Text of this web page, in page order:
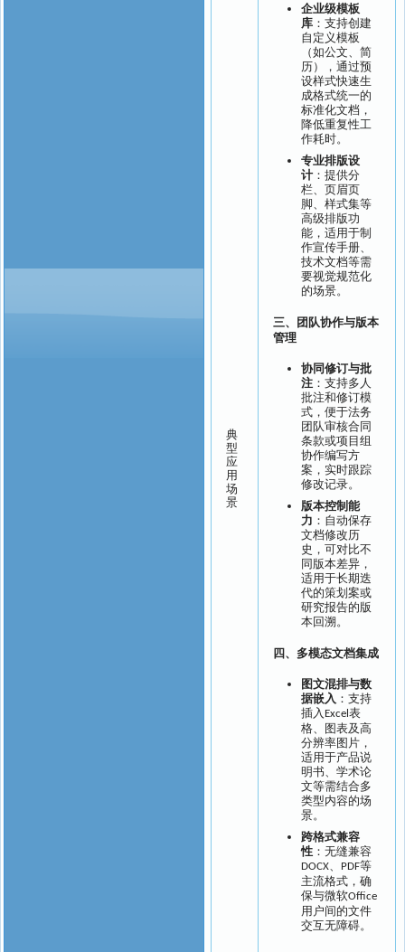
典
型
应
用
场
景
企业级模板
库：支持创建
自定义模板
（如公文、简
历），通过预
设样式快速生
成格式统一的
标准化文档，
降低重复性工
作耗时。
专业排版设
计：提供分
栏、页眉页
脚、样式集等
高级排版功
能，适用于制
作宣传手册、
技术文档等需
要视觉规范化
的场景。
三、
团队协作与版本
管理
协同修订与批
注：支持多人
批注和修订模
式，便于法务
团队审核合同
条款或项目组
协作编写方
案，实时跟踪
修改记录。
版本控制能
力 ：自动保存
文档修改历
史，可对比不
同版本差异，
适用于长期迭
代的策划案或
研究报告的版
本回溯。
四、 多模态文档集成
图文混排与数
据嵌入 ：支持
插入 Excel 表
格、图表及高
分辨率图片，
适用于产品说
明书、学术论
文等需结合多
类型内容的场
景。
跨格式兼容
性：无缝兼容
DOCX、 PDF等
主流格式，确
保与微软Office
用户间的文件
交互无障碍。